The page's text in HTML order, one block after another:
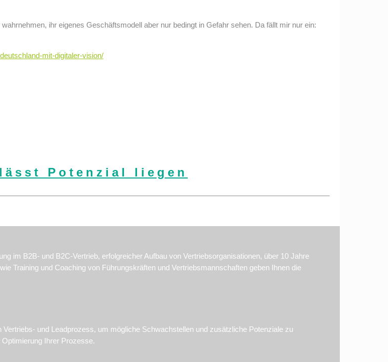
ihr eigenes Geschäftsmodell aber nur bedingt in Gefahr sehen. Da fällt mir nur ein:
mit-digitaler-vision/
Potenzial liegen
im B2B- und B2C-Vertrieb, erfolgreicher Aufbau von Vertriebsorganisationen, über 10 Jahre
Training und Coaching von Führungskräften und Vertriebsmannschaften geben Ihnen die
und Leadprozess, um mögliche Schwachstellen und zusätzliche Potenziale zu
Ihrer Prozesse.